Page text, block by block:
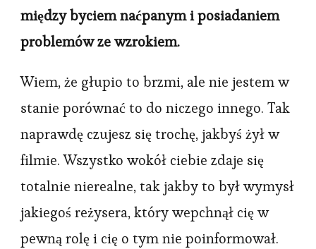
między byciem naćpanym i posiadaniem
problemów ze wzrokiem.
Wiem, że głupio to brzmi, ale nie jestem w
stanie porównać to do niczego innego. Tak
naprawdę czujesz się trochę, jakbyś żył w
filmie. Wszystko wokół ciebie zdaje się
totalnie nierealne, tak jakby to był wymysł
jakiegoś reżysera, który wepchnął cię w
pewną rolę i cię o tym nie poinformował.